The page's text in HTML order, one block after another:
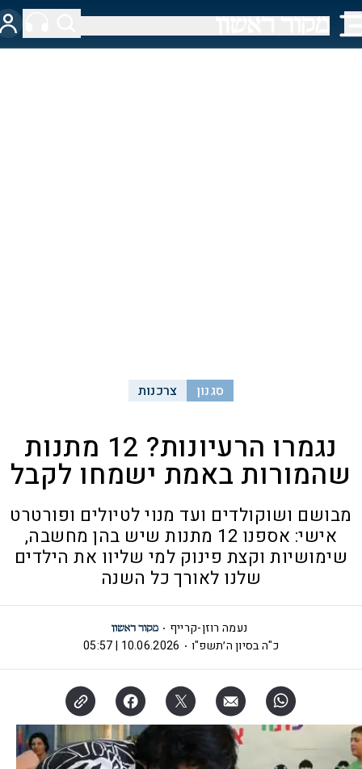
סגנון צרכנות
נגמרו הרעיונות? 12 מתנות
שהמורות באמת ישמחו לקבל
מבושם ושוקולדים ועד מנוי לטיולים ופורטרט
אישי: אספנו 12 מתנות שיש בהן מחשבה,
שימושיות וקצת פינוק למי שליוו את הילדים
שלנו לאורך כל השנה
נעמה רוזן-קרייף
כ"ה בסיון ה׳תשפ"ו
10.06.2026 | 05:57